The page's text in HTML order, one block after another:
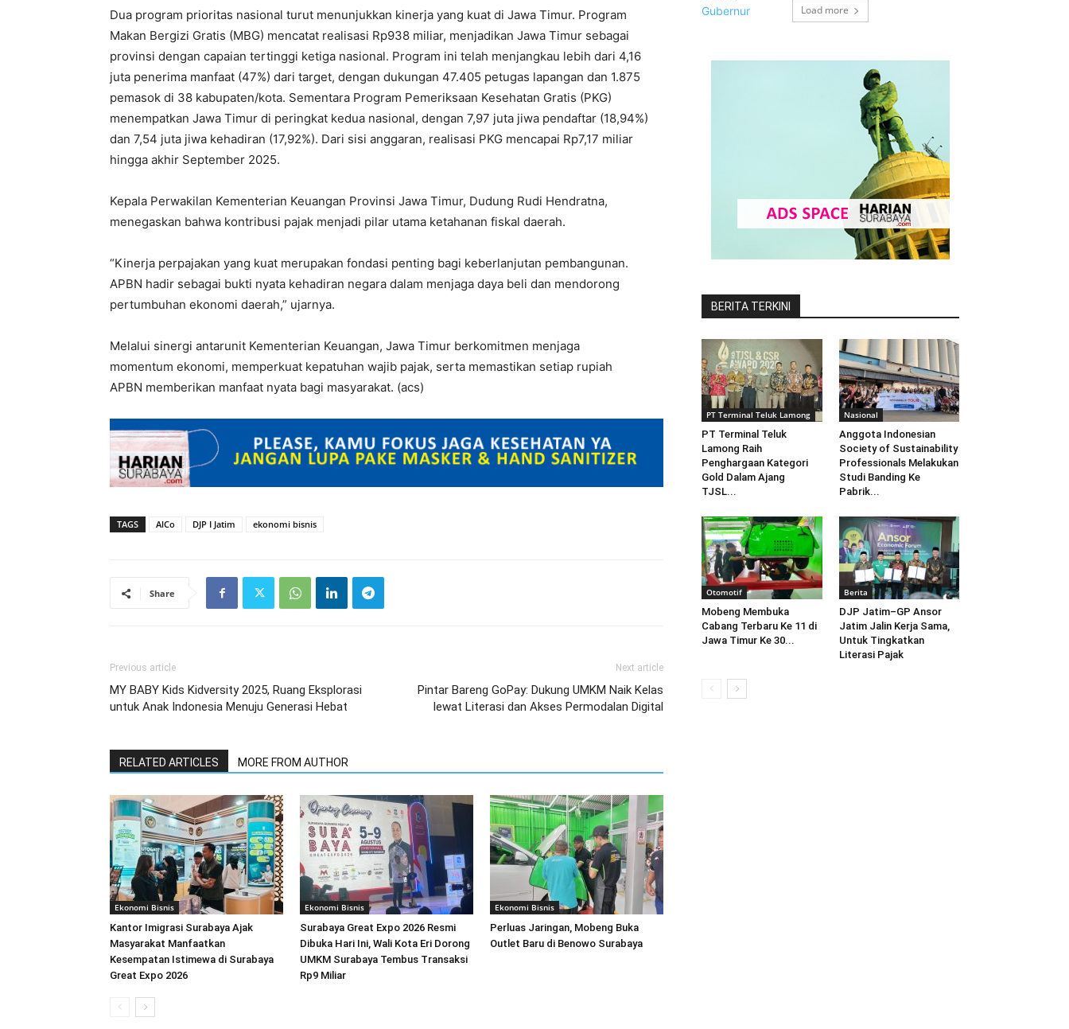
Dua program prioritas nasional turut menunjukkan kinerja yang kuat di Jawa Timur. Program
Makan Bergizi Gratis (MBG) mencatat realisasi Rp938 miliar, menjadikan Jawa Timur sebagai
provinsi dengan capaian tertinggi ketiga nasional. Program ini telah menjangkau lebih dari 4,16
juta penerima manfaat (47%) dari target, dengan dukungan 47.405 petugas lapangan dan 1.875
pemasok di 38 kabupaten/kota. Sementara Program Pemeriksaan Kesehatan Gratis (PKG)
menempatkan Jawa Timur di peringkat kedua nasional, dengan 7,97 juta jiwa pendaftar (18,94%)
dan 7,54 juta jiwa kehadiran (17,92%). Dari sisi anggaran, realisasi PKG mencapai Rp7,17 miliar
hingga akhir September 2025.
Kepala Perwakilan Kementerian Keuangan Provinsi Jawa Timur, Dudung Rudi Hendratna,
menegaskan bahwa kontribusi pajak menjadi pilar utama ketahanan fiskal daerah.
“Kinerja perpajakan yang kuat merupakan fondasi penting bagi keberlanjutan pembangunan.
APBN hadir sebagai bukti nyata kehadiran negara dalam menjaga daya beli dan mendorong
pertumbuhan ekonomi daerah,” ujarnya.
Melalui sinergi antarunit Kementerian Keuangan, Jawa Timur berkomitmen menjaga
momentum ekonomi, memperkuat kepatuhan wajib pajak, serta memastikan setiap rupiah
APBN memberikan manfaat nyata bagi masyarakat. (acs)
TAGS AlCo DJP I Jatim ekonomi bisnis
Share
Previous article
MY BABY Kids Kidversity 2025, Ruang Eksplorasi
untuk Anak Indonesia Menuju Generasi Hebat
Next article
Pintar Bareng GoPay: Dukung UMKM Naik Kelas
lewat Literasi dan Akses Permodalan Digital
RELATED ARTICLES MORE FROM AUTHOR
Ekonomi Bisnis
Kantor Imigrasi Surabaya Ajak
Masyarakat Manfaatkan
Kesempatan Istimewa di Surabaya
Great Expo 2026
Ekonomi Bisnis
Surabaya Great Expo 2026 Resmi
Dibuka Hari Ini, Wali Kota Eri Dorong
UMKM Surabaya Tembus Transaksi
Rp9 Miliar
Ekonomi Bisnis
Perluas Jaringan, Mobeng Buka
Outlet Baru di Benowo Surabaya
Load more
BERITA TERKINI
PT Terminal Teluk Lamong
PT Terminal Teluk
Lamong Raih
Penghargaan Kategori
Gold Dalam Ajang
TJSL...
Nasional
Anggota Indonesian
Society of Sustainability
Professionals Melakukan
Studi Banding Ke
Pabrik...
Otomotif
Mobeng Membuka
Cabang Terbaru Ke 11 di
Jawa Timur Ke 30...
Berita
DJP Jatim–GP Ansor
Jatim Jalin Kerja Sama,
Untuk Tingkatkan
Literasi Pajak